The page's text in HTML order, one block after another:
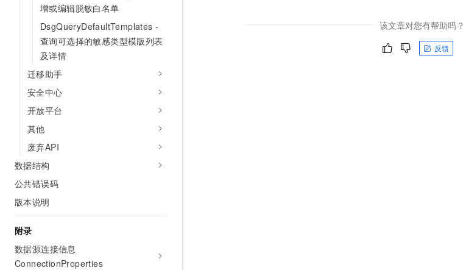
增或编辑脱敏白名单
DsgQueryDefaultTemplates -
查询可选择的敏感类型模版列表
及详情
迁移助手
安全中心
开放平台
其他
废弃API
数据结构
公共错误码
版本说明
附录
数据源连接信息
ConnectionProperties
该文章对您有帮助吗？
反馈